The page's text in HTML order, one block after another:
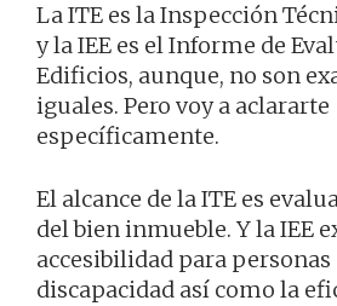
La ITE es la Inspección
y la IEE es el Informe de
Edificios, aunque, no son
iguales. Pero voy a aclararte
específicamente.
El alcance de la ITE es
del bien inmueble. Y la IEE
accesibilidad para personas
discapacidad así como la